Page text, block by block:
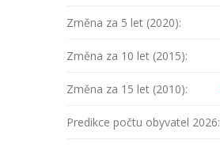
Změna za 5 let (2020):
Změna za 10 let (2015):
Změna za 15 let (2010):
Predikce počtu obyvatel 2026: